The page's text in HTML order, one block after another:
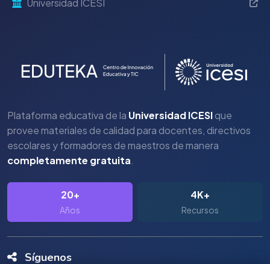
Universidad ICESI
Plataforma educativa de la Universidad ICESIque
provee materiales de calidad para docentes, directivos
escolares y formadores de maestros de manera
completamente gratuita.
20+
Años
4K+
Recursos
Síguenos